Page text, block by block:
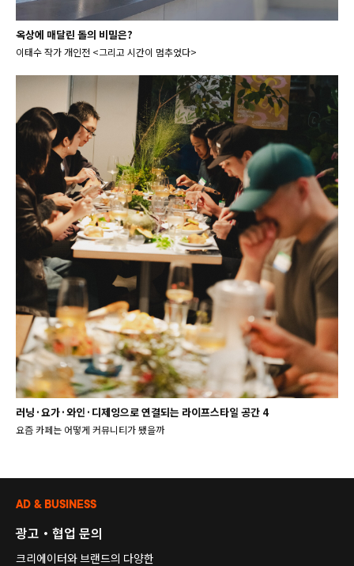
옥상에 매달린 돌의 비밀은?
이태수 작가 개인전 <그리고 시간이 멈추었다>
러닝·요가·와인·디제잉으로 연결되는 라이프스타일 공간 4
요즘 카페는 어떻게 커뮤니티가 됐을까
AD & BUSINESS
광고・협업 문의
크리에이터와 브랜드의 다양한